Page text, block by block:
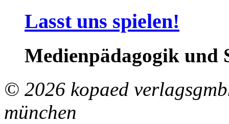
Lasst uns spielen!
Medienpädagogik und
© 2026 kopaed
münchen